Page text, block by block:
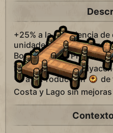
+25% a la experiencia
unidades navales
Bonificación a
bonificación por
+1 a la Producción
de
Costa y Lago sin